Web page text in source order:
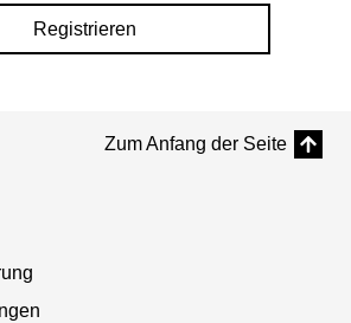
Registrieren
Zum Anfang der Seite